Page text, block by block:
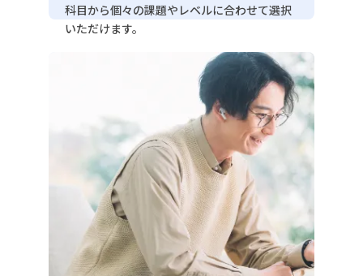
科目から個々の課題やレベルに合わせて選択
いただけます。